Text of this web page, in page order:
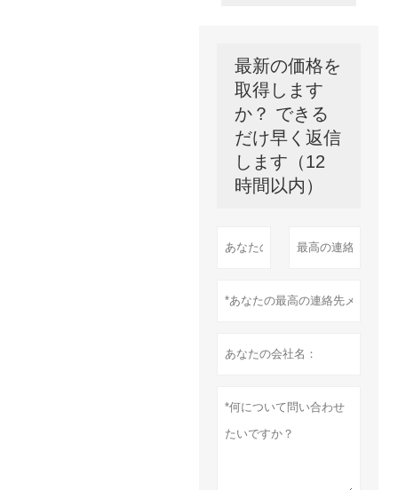
最新の価格を
取得します
か？ できる
だけ早く返信
します（12
時間以内）